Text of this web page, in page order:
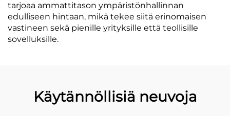
tarjoaa ammattitason ympäristönhallinnan
edulliseen hintaan, mikä tekee siitä erinomaisen
vastineen sekä pienille yrityksille että teollisille
sovelluksille.
Käytännöllisiä neuvoja